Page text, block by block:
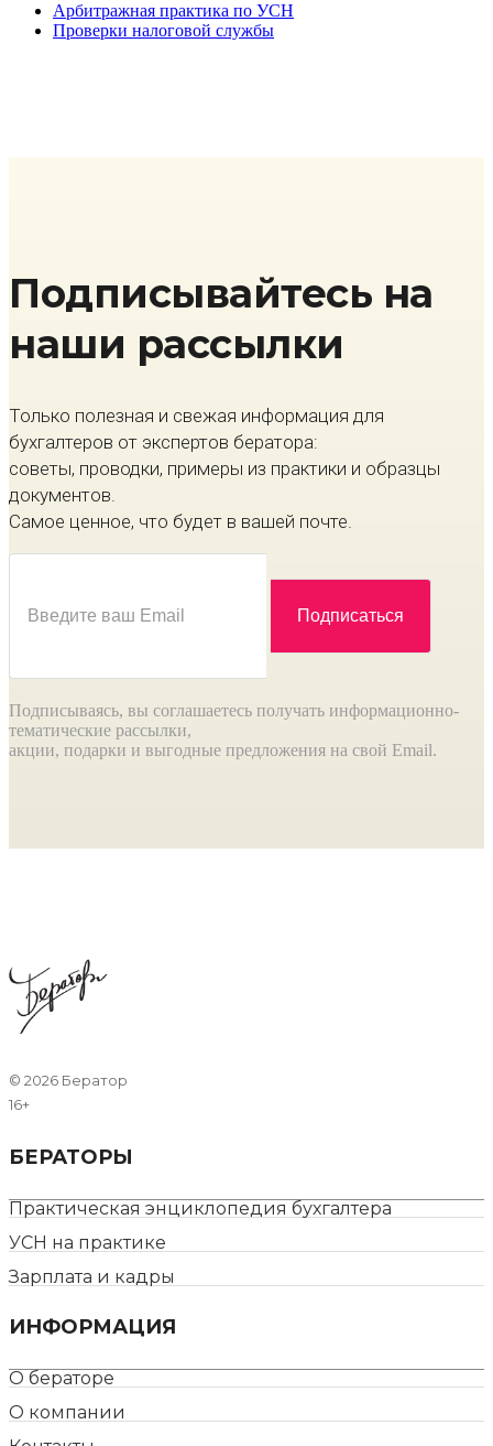
Арбитражная практика по УСН
Проверки налоговой службы
Подписывайтесь на
наши рассылки
Только полезная и свежая информация для
бухгалтеров от экспертов бератора:
советы, проводки, примеры из практики и образцы
документов.
Самое ценное, что будет в вашей почте.
Подписываясь, вы соглашаетесь получать информационно-
тематические рассылки,
акции, подарки и выгодные предложения на свой Email.
© 2026 Бератор
16+
БЕРАТОРЫ
Практическая энциклопедия бухгалтера
УСН на практике
Зарплата и кадры
ИНФОРМАЦИЯ
О бераторе
О компании